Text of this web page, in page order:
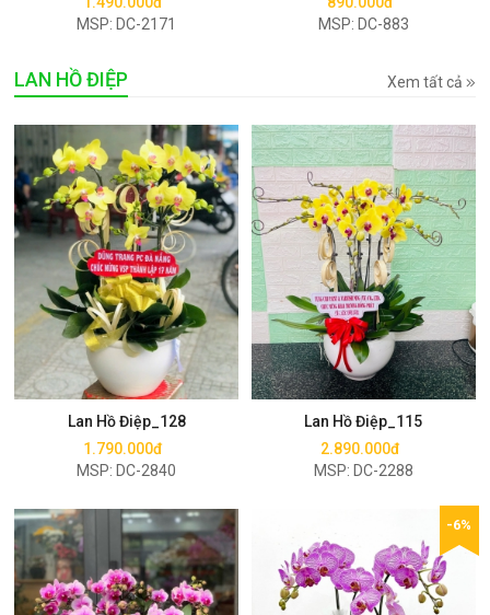
MSP: DC-2171
MSP: DC-883
LAN HỒ ĐIỆP Xem tất cả
Lan Hồ Điệp_128
1.790.000đ
MSP: DC-2840
Mua ngay
Lan Hồ Điệp_115
2.890.000đ
MSP: DC-2288
Mua ngay
-6%